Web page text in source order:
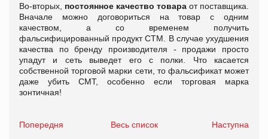
Во-вторых, постоянное качество товара от поставщика.
Вначале можно договориться на товар с одним
качеством, а со временем получить
фальсифицированный продукт СТМ. В случае ухудшения
качества по бренду производителя - продажи просто
упадут и сеть выведет его с полки. Что касается
собственной торговой марки сети, то фальсификат может
даже убить СМТ, особенно если торговая марка
зонтичная!
Попередня Весь список Наступна